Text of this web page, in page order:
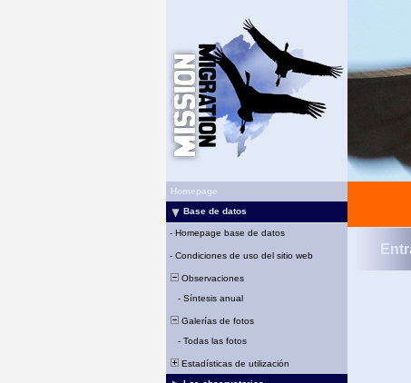
Homepage
Base de datos
- Homepage base de datos
- Condiciones de uso del sitio web
Observaciones
- Síntesis anual
Galerías de fotos
- Todas las fotos
Estadísticas de utilización